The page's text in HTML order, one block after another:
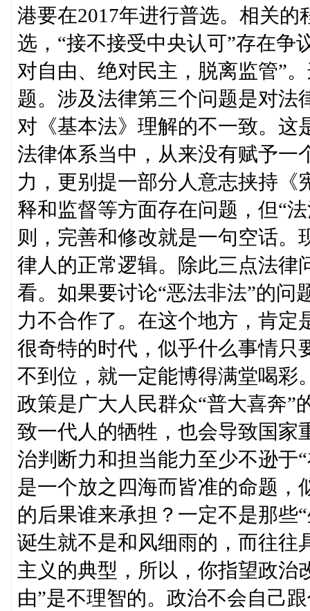
港要在2017年进行普选。相关
选，“接不接受中央认可”存在争
对自由、绝对民主，脱离监管”
题。涉及法律第三个问题是对法
对《基本法》理解的不一致。这
法律体系当中，从来没有赋予一
力，更别提一部分人意志挟持《
释和监督等方面存在问题，但“
则，完善和修改就是一句空话。
律人的正常逻辑。除此三点法律
看。如果要讨论“恶法非法”的问
力不合作了。在这个地方，肯定
很奇特的时代，似乎什么事情只
不到位，就一定能博得满堂喝彩
政策是广大人民群众“普大喜奔”
致一代人的牺牲，也会导致国家
治判断力和担当能力至少不逊于
是一个放之四海而皆准的命题，
的后果谁来承担？一定不是那些
诞生就不是和风细雨的，而往往
主义的典型，所以，你指望政治
由”是不理智的。政治不会自己